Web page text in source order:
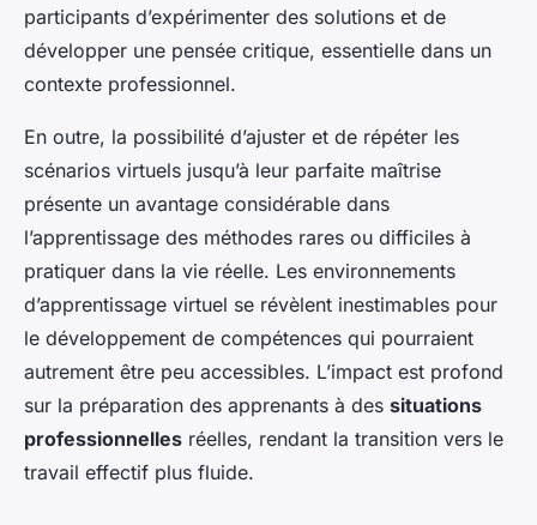
participants d’expérimenter des solutions et de
développer une pensée critique, essentielle dans un
contexte professionnel.
En outre, la possibilité d’ajuster et de répéter les
scénarios virtuels jusqu’à leur parfaite maîtrise
présente un avantage considérable dans
l’apprentissage des méthodes rares ou difficiles à
pratiquer dans la vie réelle. Les environnements
d’apprentissage virtuel se révèlent inestimables pour
le développement de compétences qui pourraient
autrement être peu accessibles. L’impact est profond
sur la préparation des apprenants à des situations
professionnelles réelles, rendant la transition vers le
travail effectif plus fluide.